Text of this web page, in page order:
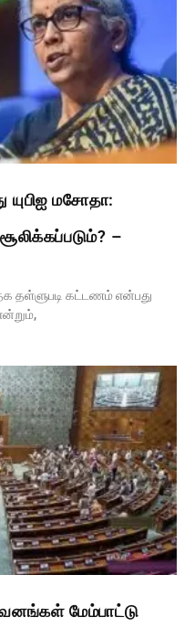
யுபிஐ மசோதா:
–
தள்ளுபடி கட்டணம் என்பது
மேம்பாட்டு